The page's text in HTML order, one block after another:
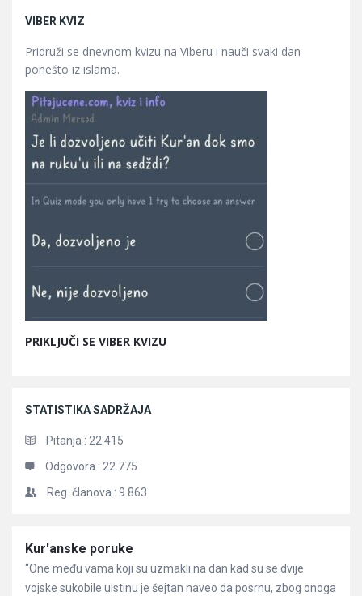
VIBER KVIZ
Pridruži se dnevnom kvizu na Viberu i nauči svaki dan
ponešto iz islama.
PRIKLJUČI SE VIBER KVIZU
STATISTIKA SADRŽAJA
Pitanja : 22.415
Odgovora : 22.775
Reg. članova : 9.863
Članci
Kur'anske poruke
“One među vama koji su uzmakli na dan kad su se dvije
vojske sukobile uistinu je šejtan naveo da posrnu, zbog onoga